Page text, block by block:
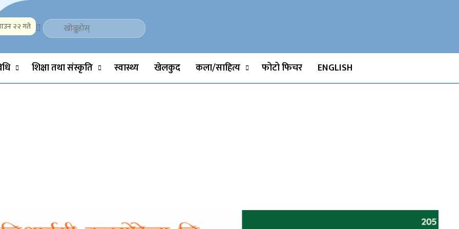
Science, Technology, Social, Media, Sports, Youth, Model Watch, Movies
२२ गते
शिक्षा तथा संस्कृति स्वास्थ्य खेलकुद कला/साहित्य फोटो फिचर ENGLISH